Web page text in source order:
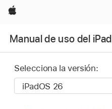
Apple
Manual de uso del iPad
Selecciona la versión: